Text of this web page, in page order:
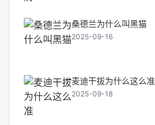
桑德兰为什么叫黑猫
2025-09-16
麦迪干拔为什么这么准
2025-09-18